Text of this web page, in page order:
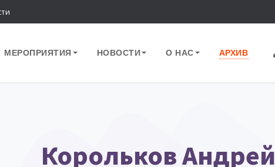
МЕРОПРИЯТИЯ НОВОСТИ О НАС АРХИВ
Корольков Андрей